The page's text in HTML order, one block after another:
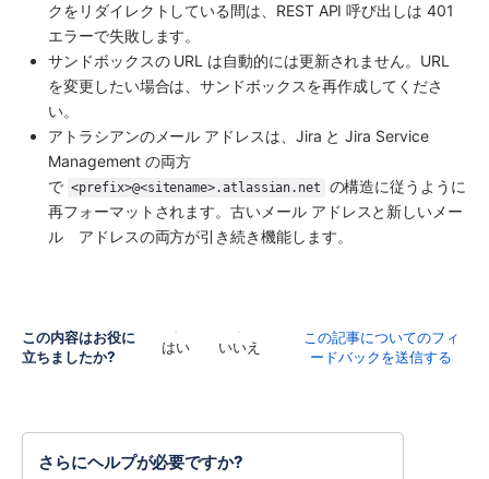
クをリダイレクトしている間は、REST API 呼び出しは 401
エラーで失敗します。
サンドボックスの URL は自動的には更新されません。URL
を変更したい場合は、サンドボックスを再作成してくださ
い。
アトラシアンのメール アドレスは、Jira と Jira Service
Management の両方
で <prefix>@<sitename>.atlassian.net
の構造に従うように
再フォーマットされます。古いメール アドレスと新しいメー
ル　アドレスの両方が引き続き機能します。
この内容はお役に
立ちましたか?
はい いいえ
この記事についてのフィ
ードバックを送信する
さらにヘルプが必要ですか?